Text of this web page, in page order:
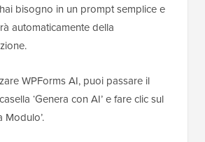
bisogno in un prompt semplice e
automaticamente della
WPForms AI, puoi passare il
‘Genera con AI’ e fare clic sul
Modulo’.